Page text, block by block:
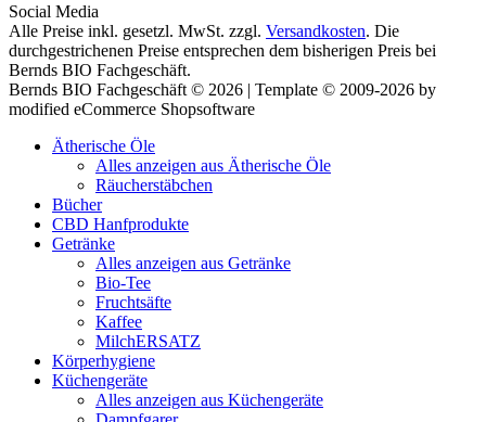
Social Media
Alle Preise inkl. gesetzl. MwSt. zzgl. Versandkosten. Die
durchgestrichenen Preise entsprechen dem bisherigen Preis bei
Bernds BIO Fachgeschäft.
Bernds BIO Fachgeschäft © 2026 | Template © 2009-2026 by
modified eCommerce Shopsoftware
Ätherische Öle
Alles anzeigen aus Ätherische Öle
Räucherstäbchen
Bücher
CBD Hanfprodukte
Getränke
Alles anzeigen aus Getränke
Bio-Tee
Fruchtsäfte
Kaffee
MilchERSATZ
Körperhygiene
Küchengeräte
Alles anzeigen aus Küchengeräte